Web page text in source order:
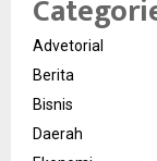
Advetorial
Berita
Bisnis
Daerah